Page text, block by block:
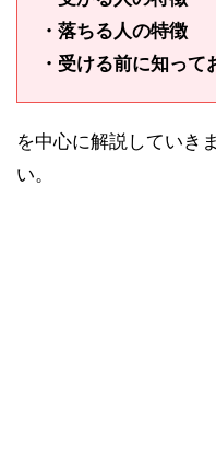
・落ちる人の特徴
・受ける前に知って
を中心に解説していき
い。